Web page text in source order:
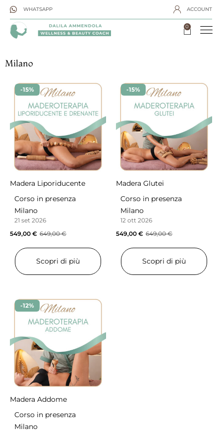
WHATSAPP ACCOUNT
0
Milano
-15%
Madera Liporiducente
Corso in presenza
Milano
21 set 2026
649,00€
549,00 €
Scopri di più
-15%
Madera Glutei
Corso in presenza
Milano
12 ott 2026
649,00€
549,00 €
Scopri di più
-12%
Madera Addome
Corso in presenza
Milano